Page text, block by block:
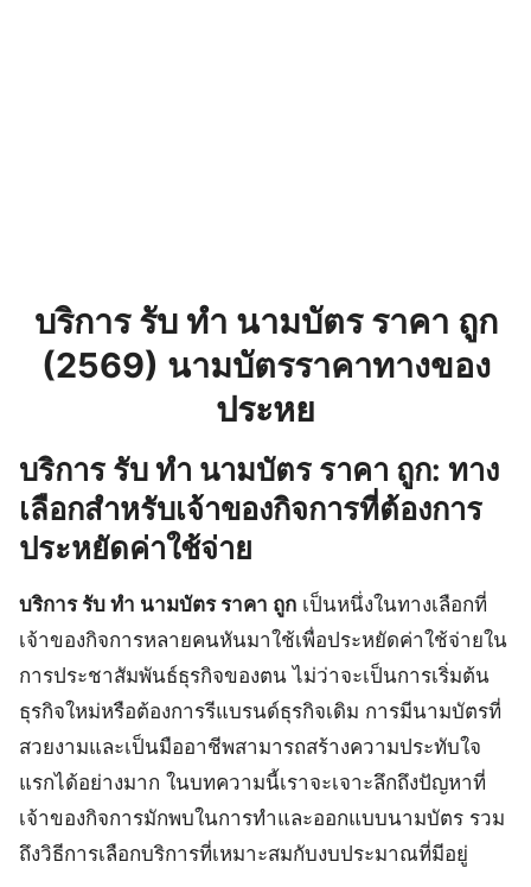
บริการ รับ ทำ นามบัตร ราคา ถูก
(2569) นามบัตรราคาทางของ
ประหย
บริการ รับ ทำ นามบัตร ราคา ถูก: ทาง
เลือกสำหรับเจ้าของกิจการที่ต้องการ
ประหยัดค่าใช้จ่าย
บริการ รับ ทำ นามบัตร ราคา ถูก เป็นหนึ่งในทางเลือกที่
เจ้าของกิจการหลายคนหันมาใช้เพื่อประหยัดค่าใช้จ่ายใน
การประชาสัมพันธ์ธุรกิจของตน ไม่ว่าจะเป็นการเริ่มต้น
ธุรกิจใหม่หรือต้องการรีแบรนด์ธุรกิจเดิม การมีนามบัตรที่
สวยงามและเป็นมืออาชีพสามารถสร้างความประทับใจ
แรกได้อย่างมาก ในบทความนี้เราจะเจาะลึกถึงปัญหาที่
เจ้าของกิจการมักพบในการทำและออกแบบนามบัตร รวม
ถึงวิธีการเลือกบริการที่เหมาะสมกับงบประมาณที่มีอยู่